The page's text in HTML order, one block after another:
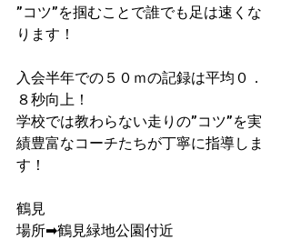
”コツ”を掴むことで誰でも足は速くな
ります！
入会半年での５０ｍの記録は平均０．
８秒向上！
学校では教わらない走りの”コツ”を実
績豊富なコーチたちが丁寧に指導しま
す！
鶴見
場所➡鶴見緑地公園付近